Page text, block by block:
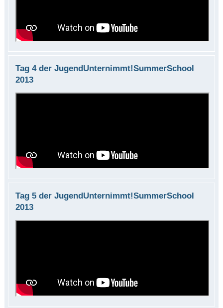
Tag 4 der JugendUnternimmt!SummerSchool
2013
Tag 5 der JugendUnternimmt!SummerSchool
2013